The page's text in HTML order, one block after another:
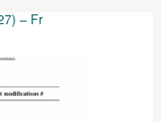
– Fr